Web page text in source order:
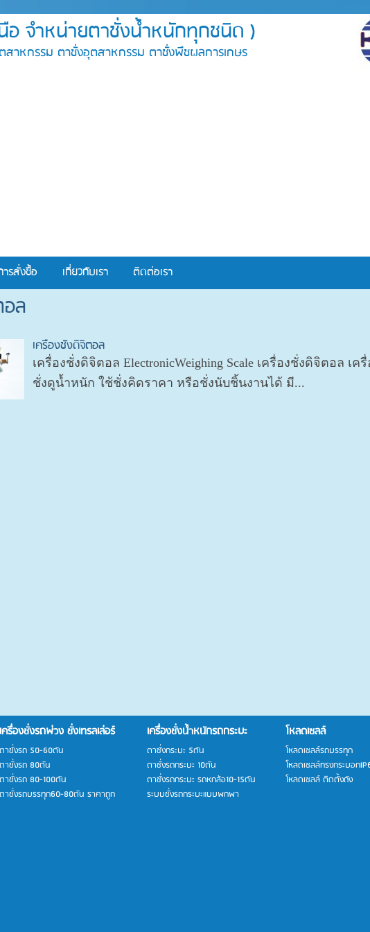
อ จำหน่ายตาชั่งน้ำหนักทุกชนิด )
าหกรรม ตาชั่งอุตสาหกรรม ตาชั่งพืชผลการเกษร
รสั่งซื้อ เกี่ยวกับเรา ติดต่อเรา
ล
เครื่องชั่งดิจิตอล
เครื่องชั่งดิจิตอล ElectronicWeighing Scale เครื่องชั่งดิจิตอล เ
ชั่งดูน้ำหนัก ใช้ชั่งคิดราคา หรือชั่งนับชิ้นงานได้ มี...
เครื่องชั่งรถพ่วง ชั่งเทรลเล่อร์
ตาชั่งรถ 50-60ตัน
ตาชั่งรถ 80ตัน
ตาชั่งรถ 80-100ตัน
ตาชั่งรถบรรทุก60-80ตัน ราคาถูก
เครื่องชั่งน้ำหนักรถกระบะ
ตาชั่งกระบะ 5ตัน
ตาชั่งรถกระบะ 10ตัน
ตาชั่งรถกระบะ รถหกล้อ10-15ตัน
ระบบชั่งรถกระบะแบบพกพา
โหลดเซลล์
โหลดเซลล์รถบรรทุก
โหลดเซลล์ทรงกระบอก
โหลดเซลล์ ติดตั้งถัง